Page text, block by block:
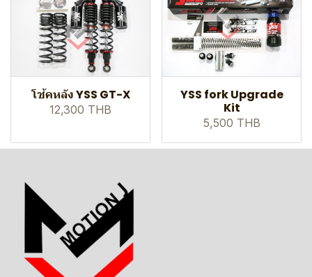
โช้คหลัง YSS GT-X
12,300 THB
YSS fork Upgrade
Kit
5,500 THB